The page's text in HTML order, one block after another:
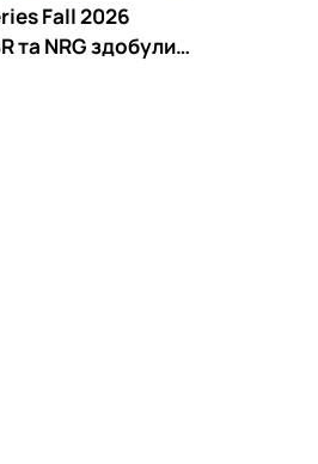
Fall 2026
та NRG здобули